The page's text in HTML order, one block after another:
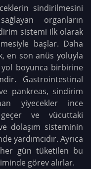
sindirilmesini
organların
sistemi ilk olarak
başlar. Daha
en son anüs yoluyla
boyunca birbirine
Gastrointestinal
pankreas, sindirim
yiyecekler ince
geçer ve vücuttaki
dolaşım sisteminin
yardımcıdır. Ayrıca
gün tüketilen bu
görev alırlar.